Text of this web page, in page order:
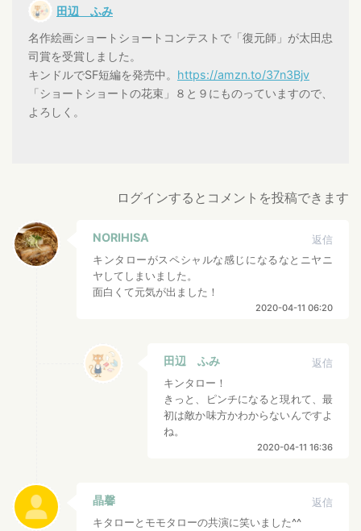
田辺 ふみ
名作絵画ショートショートコンテストで「復元師」が太田忠
司賞を受賞しました。
キンドルでSF短編を発売中。 https://amzn.to/37n3Bjv
「ショートショートの花束」８と９にものっていますので、
よろしく。
ログインするとコメントを投稿できます
NORIHISA
返信
キンタローがスペシャルな感じになるなとニヤニ
ヤしてしまいました。
面白くて元気が出ました！
2020-04-11 06:20
田辺 ふみ
返信
キンタロー！
きっと、ピンチになると現れて、最
初は敵か味方かわからないんですよ
ね。
2020-04-11 16:36
晶馨
返信
キタローとモモタローの共演に笑いました^^